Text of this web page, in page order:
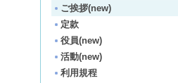
ご挨拶(new)
定款
役員(new)
活動(new)
利用規程